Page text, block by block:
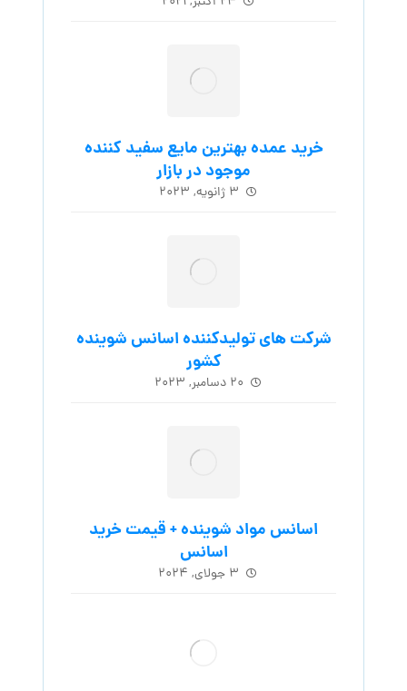
خرید عمده بهترین مایع سفید کننده
موجود در بازار
۳ ژانویه, ۲۰۲۳
شرکت های تولیدکننده اسانس شوینده
کشور
۲۰ دسامبر, ۲۰۲۳
اسانس مواد شوینده + قیمت خرید
اسانس
۳ جولای, ۲۰۲۴